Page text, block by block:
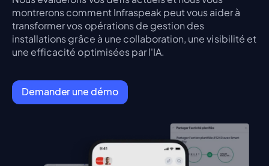
montrerons comment Infraspeak peut vous aider à
transformer vos opérations de gestion des
installations grâce à une collaboration, une visibilité et
une efficacité optimisées par l'IA.
Demander une démo